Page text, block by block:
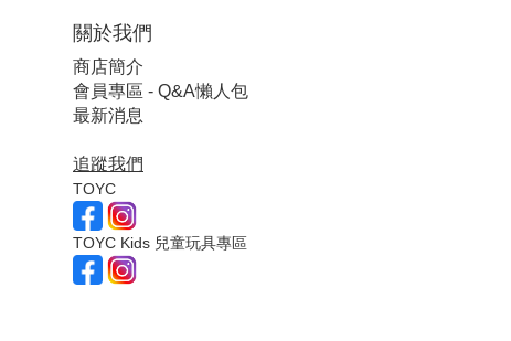
關於我們
商店簡介
會員專區 - Q&A懶人包
最新消息
追蹤我們
TOYC
TOYC Kids 兒童玩具專區